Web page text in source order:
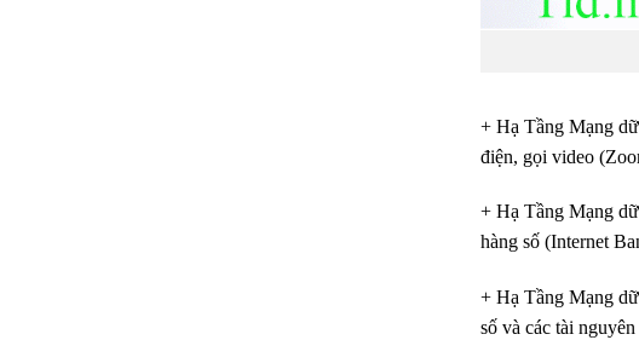
+ Hạ Tầng Mạng
điện, gọi video
+ Hạ Tầng Mạng
hàng số (Internet
+ Hạ Tầng Mạng
số và các tài